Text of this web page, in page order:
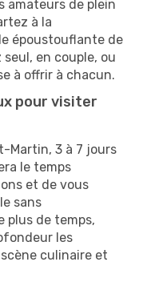
amateurs de plein
à la
époustouflante de
en couple, ou
à offrir à chacun.
pour visiter
Martin, 3 à 7 jours
le temps
et de vous
sans
plus de temps,
les
culinaire et